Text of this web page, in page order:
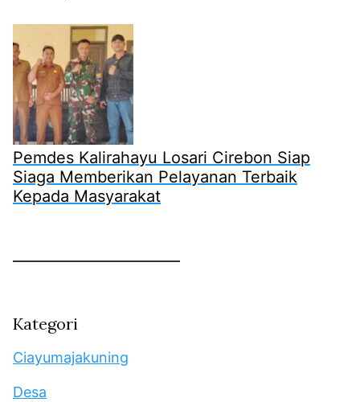
Pemdes Kalirahayu Losari Cirebon Siap
Siaga Memberikan Pelayanan Terbaik
Kepada Masyarakat
Kategori
Ciayumajakuning
Desa